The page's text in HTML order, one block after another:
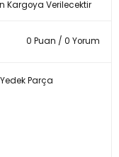
Kargoya Verilecektir
0 Puan / 0 Yorum
Parça